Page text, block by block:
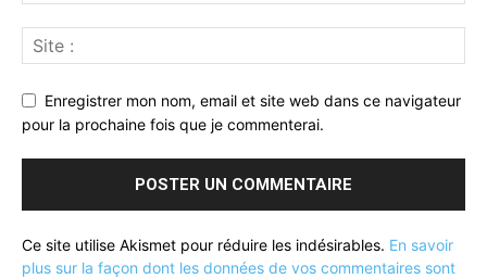
Enregistrer mon nom, email et site web dans ce navigateur
pour la prochaine fois que je commenterai.
Ce site utilise Akismet pour réduire les indésirables. En savoir
plus sur la façon dont les données de vos commentaires sont